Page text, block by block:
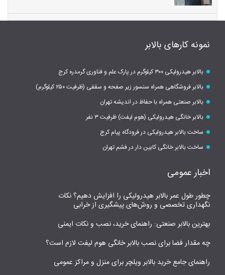
نمونه کارهای بالابر
بالابر هیدرولیکی ۳۰۰ کیلوگرم در پارک علم و فناوری گرمدره کرج
بالابر فروشگاهی همراه سنسور زیر صفحه و سقفی (ظرفیت ۲۵۰ کیلوگرم)
بالابر صنعتی همراه با حفاظ در اندیشه تهران
بالابر خانگی هیدرولیکی (هوم لیفت) ظرفیت ۳ نفر
ساخت بالابر هیدرولیکی در فرودگاه پیام کرج
ساخت بالابر خانگی کابین دار در فشم تهران
اخبار عمومی
چطور طول عمر بالابر هیدرولیکی را افزایش دهیم؟ نکات
نگهداری تخصصی و روش‌های پیشگیری از خرابی
بهترین بالابر صنعتی: راهنمای خرید، نصب و نکات ایمنی
چه مقدار فضا برای نصب بالابر خانگی هوم لیفت لازم است؟
راهنمای جامع خرید بالابر ویلچر برای منزل و مراکز عمومی